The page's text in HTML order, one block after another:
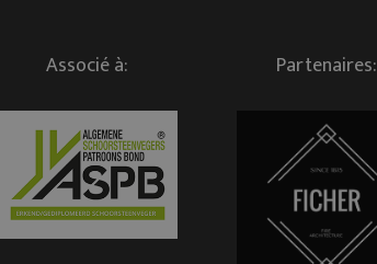
Associé à: Partenaires: